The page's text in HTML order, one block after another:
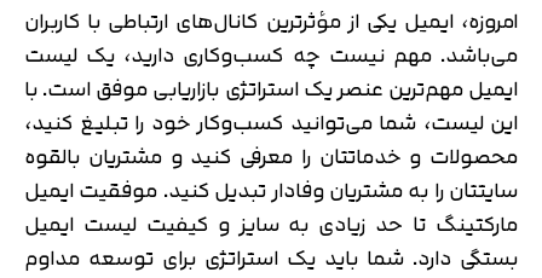
امروزه، ایمیل یکی از مؤثرترین کانال‌های ارتباطی با کاربران
می‌باشد. مهم نیست چه کسب‌وکاری دارید، یک لیست
ایمیل مهم‌ترین عنصر یک استراتژی بازاریابی موفق است. با
این لیست، شما می‌توانید کسب‌وکار خود را تبلیغ کنید،
محصولات و خدماتتان را معرفی کنید و مشتریان بالقوه
سایتتان را به مشتریان وفادار تبدیل کنید. موفقیت ایمیل
مارکتینگ تا حد زیادی به سایز و کیفیت لیست ایمیل
بستگی دارد. شما باید یک استراتژی برای توسعه مداوم